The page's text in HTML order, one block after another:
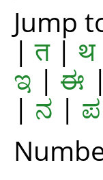
Jump
|त| थ
ಇ | ಈ
| ನ | ಪ